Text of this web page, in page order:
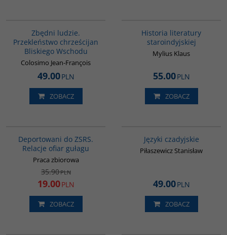
Zbędni ludzie.
Przekleństwo chrześcijan
Bliskiego Wschodu
Colosimo Jean-François
49.00PLN
ZOBACZ
Historia literatury
staroindyjskiej
Mylius Klaus
55.00PLN
ZOBACZ
Deportowani do ZSRS.
Relacje ofiar gułagu
Praca zbiorowa
35.90PLN
19.00PLN
ZOBACZ
Języki czadyjskie
Piłaszewicz Stanisław
49.00PLN
ZOBACZ